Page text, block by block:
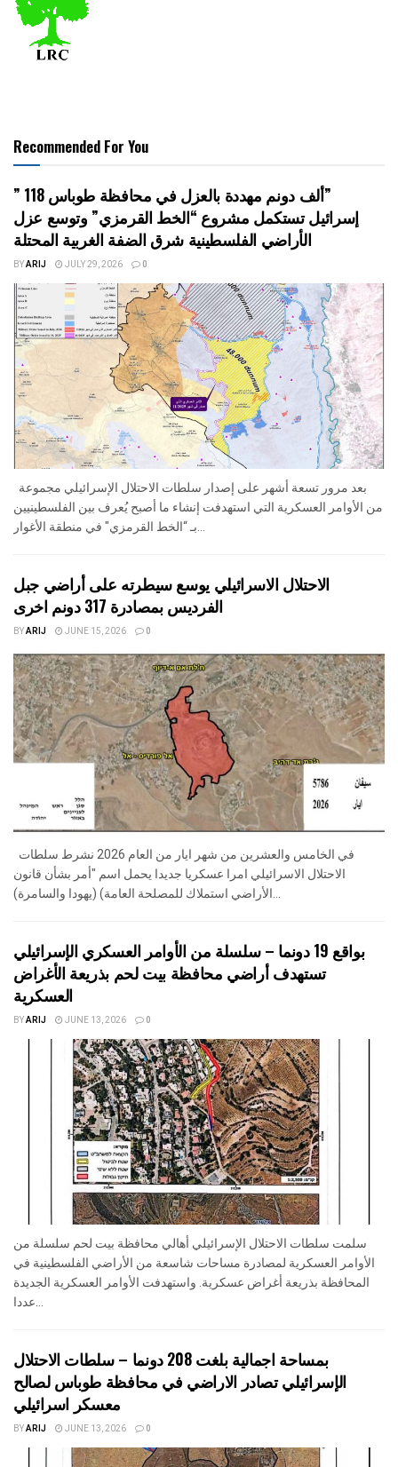
Recommended For You
” 118 ألف دونم مهددة بالعزل في محافظة طوباس”
إسرائيل تستكمل مشروع “الخط القرمزي” وتوسع عزل
الأراضي الفلسطينية شرق الضفة الغربية المحتلة
BYARIJ JULY 29, 2026 0
من الأوامر العسكرية التي استهدفت إنشاء ما أصبح يُعرف بين الفلسطينيين
بـ “الخط القرمزي" في منطقة الأغوار...
الاحتلال الاسرائيلي يوسع سيطرته على أراضي جبل
الفرديس بمصادرة 317 دونم اخرى
BYARIJ JUNE 15, 2026 0
الاحتلال الاسرائيلي امرا عسكريا جديدا يحمل اسم "أمر بشأن قانون
الأراضي استملاك للمصلحة العامة) (يهودا والسامرة)...
بواقع 19 دونما – سلسلة من الأوامر العسكري الإسرائيلي
تستهدف أراضي محافظة بيت لحم بذريعة الأغراض
العسكرية
BYARIJ JUNE 13, 2026 0
سلمت سلطات الاحتلال الإسرائيلي أهالي محافظة بيت لحم سلسلة من
الأوامر العسكرية لمصادرة مساحات شاسعة من الأراضي الفلسطينية في
المحافظة بذريعة أغراض عسكرية. واستهدفت الأوامر العسكرية الجديدة
عددا...
بمساحة اجمالية بلغت 208 دونما – سلطات الاحتلال
الإسرائيلي تصادر الاراضي في محافظة طوباس لصالح
معسكر اسرائيلي
BYARIJ JUNE 13, 2026 0